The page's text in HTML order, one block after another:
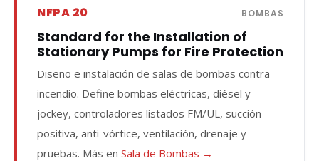
NFPA 20 BOMBAS
Standard for the Installation of
Stationary Pumps for Fire Protection
Diseño e instalación de salas de bombas contra
incendio. Define bombas eléctricas, diésel y
jockey, controladores listados FM/UL, succión
positiva, anti-vórtice, ventilación, drenaje y
pruebas. Más en Sala de Bombas →